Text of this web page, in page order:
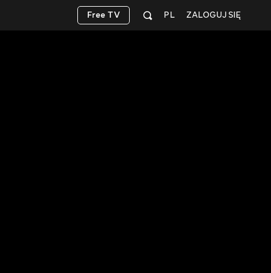
ZALOGUJ SIĘ
PL
Free TV